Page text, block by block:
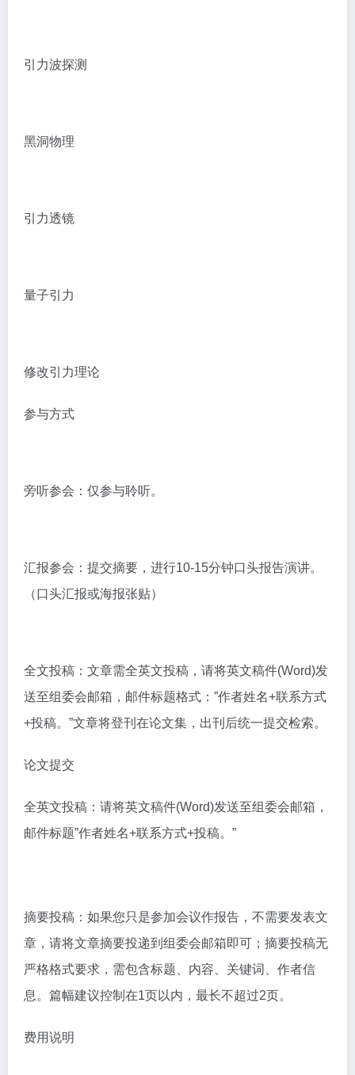
引力波探测
黑洞物理
引力透镜
量子引力
修改引力理论
参与方式
旁听参会：仅参与聆听。
汇报参会：提交摘要，进行10-15分钟口头报告演讲。
（口头汇报或海报张贴）
全文投稿：文章需全英文投稿，请将英文稿件(Word)发
送至组委会邮箱，邮件标题格式：”作者姓名+联系方式
+投稿。”文章将登刊在论文集，出刊后统一提交检索。
论文提交
全英文投稿：请将英文稿件(Word)发送至组委会邮箱，
邮件标题”作者姓名+联系方式+投稿。”
摘要投稿：如果您只是参加会议作报告，不需要发表文
章，请将文章摘要投递到组委会邮箱即可；摘要投稿无
严格格式要求，需包含标题、内容、关键词、作者信
息。篇幅建议控制在1页以内，最长不超过2页。
费用说明